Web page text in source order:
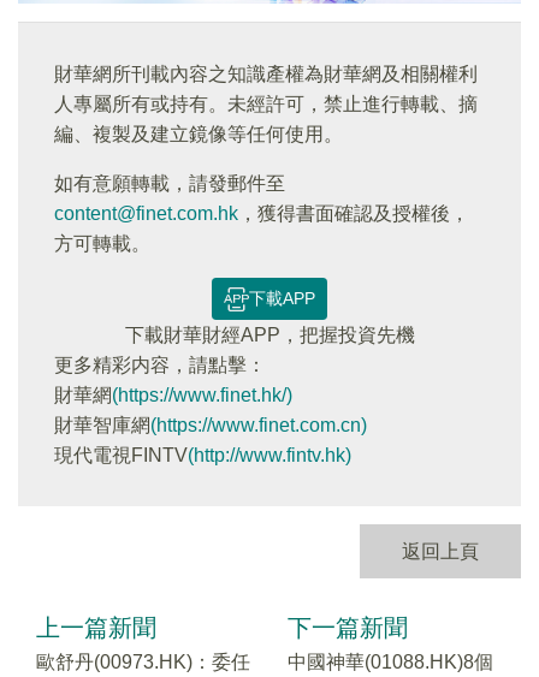
財華網所刊載內容之知識產權為財華網及相關權利
人專屬所有或持有。未經許可，禁止進行轉載、摘
編、複製及建立鏡像等任何使用。
如有意願轉載，請發郵件至
content@finet.com.hk ，獲得書面確認及授權後，
方可轉載。
下載APP
下載財華財經APP，把握投資先機
更多精彩内容，請點擊：
財華網(https://www.finet.hk/)
財華智庫網(https://www.finet.com.cn)
現代電視FINTV(http://www.fintv.hk)
返回上頁
上一篇新聞
歐舒丹(00973.HK)：委任
下一篇新聞
中國神華(01088.HK)8個